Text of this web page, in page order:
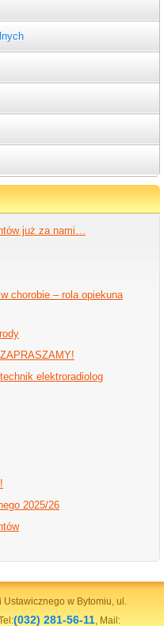
już za nami…
chorobie – rola opiekuna
elektroradiolog
2025/26
Ustawicznego w Bytomiu, ul.
(032) 281-56-11, Mail: